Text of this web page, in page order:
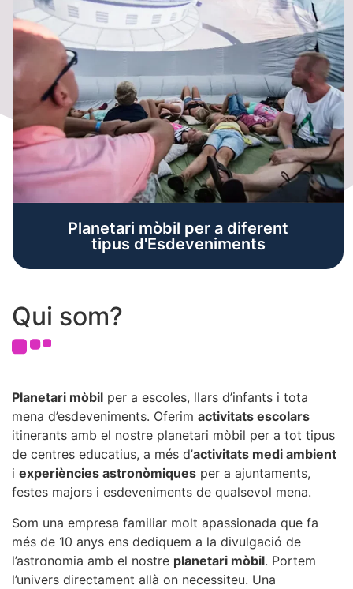
Planetari mòbil per a diferent
tipus d'Esdeveniments
Qui som?
Planetari mòbil per a escoles, llars d’infants i tota
mena d’esdeveniments. Oferim activitats escolars
itinerants amb el nostre planetari mòbil per a tot tipus
de centres educatius, a més d’activitats medi ambient
i experiències astronòmiques per a ajuntaments,
festes majors i esdeveniments de qualsevol mena.
Som una empresa familiar molt apassionada que fa
més de 10 anys ens dediquem a la divulgació de
l’astronomia amb el nostre planetari mòbil. Portem
l’univers directament allà on necessiteu. Una